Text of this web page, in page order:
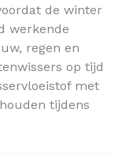
de winter
werkende
regen en
op tijd
met
tijdens